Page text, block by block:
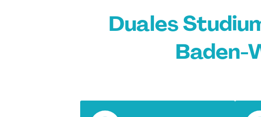
Duales
Baden-